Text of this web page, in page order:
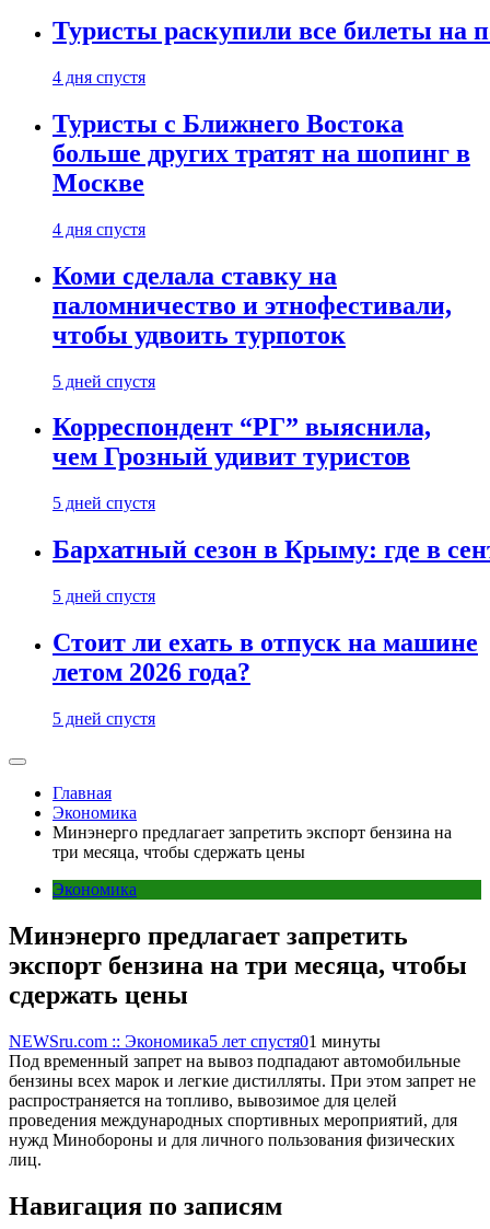
Туристы раскупили все билеты на
4 дня спустя
Туристы с Ближнего Востока
больше других тратят на шопинг в
Москве
4 дня спустя
Коми сделала ставку на
паломничество и этнофестивали,
чтобы удвоить турпоток
5 дней спустя
Корреспондент “РГ” выяснила,
чем Грозный удивит туристов
5 дней спустя
Бархатный сезон в Крыму: где в
5 дней спустя
Стоит ли ехать в отпуск на машине
летом 2026 года?
5 дней спустя
Главная
Экономика
Минэнерго предлагает запретить экспорт бензина на
три месяца, чтобы сдержать цены
Экономика
Минэнерго предлагает запретить
экспорт бензина на три месяца, чтобы
сдержать цены
NEWSru.com :: Экономика5 лет спустя01 минуты
Под временный запрет на вывоз подпадают автомобильные
бензины всех марок и легкие дистилляты. При этом запрет не
распространяется на топливо, вывозимое для целей
проведения международных спортивных мероприятий, для
нужд Минобороны и для личного пользования физических
лиц.
Навигация по записям